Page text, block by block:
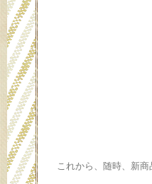
これから、随時、新商